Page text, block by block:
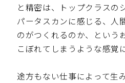
と精密は、トップクラスの
パータスカンに感じる、人
のがつくれるのか、という
こぼれてしまうような感覚
途方もない仕事によって生